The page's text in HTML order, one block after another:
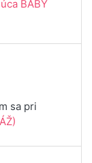
BABY
sa pri